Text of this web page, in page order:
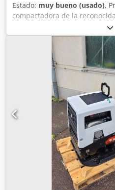
Estado: muy bueno (usado),
compactadora de la
AVP 2920 equipado con un
kW. La máquina está
pavimentación, construcción
la compactación de suelos,
asfalto. Equipo
construcción alemana.
fotos: desgaste normal por
Fabricante: AMMANN •
fabricación: 1999 • Motor:
1B30-6 • Potencia: 5 kW •
manual • Fabricado en
Compactación de adoquines
Trabajos de pavimentación •
Compactación de suelos y
cimentaciones Estado:
HATZ: unidad diésel duradera